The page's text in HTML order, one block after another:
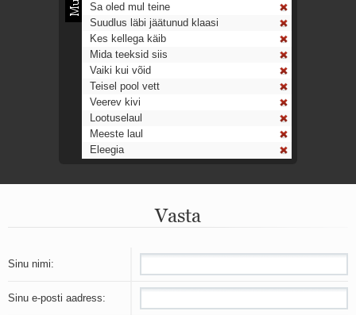
Sa oled mul teine
Suudlus läbi jäätunud klaasi
Kes kellega käib
Mida teeksid siis
Vaiki kui võid
Teisel pool vett
Veerev kivi
Lootuselaul
Meeste laul
Eleegia
Ahtumine
Mu isamaa on minu arm
Ih-ih-hii ja ah-ah-haa
Päikeselapsed
Vasta
Sinu nimi:
Sinu e-posti aadress: